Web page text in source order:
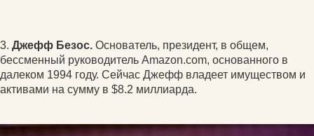
3. Джефф Безос. Основатель, президент, в общем,
бессменный руководитель Amazon.com, основанного в
далеком 1994 году. Сейчас Джефф владеет имуществом и
активами на сумму в $8.2 миллиарда.